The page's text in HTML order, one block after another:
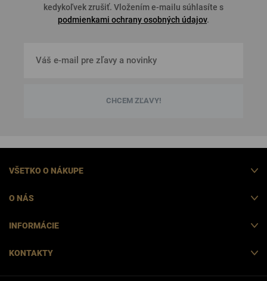
kedykoľvek zrušiť. Vložením e-mailu súhlasíte s
podmienkami ochrany osobných údajov.
CHCEM ZĽAVY!
VŠETKO O NÁKUPE
O NÁS
INFORMÁCIE
KONTAKTY